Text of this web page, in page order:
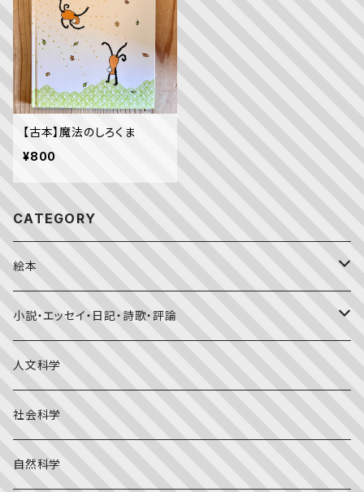
【古本】魔法のしろくま
¥800
CATEGORY
絵本
福音館書店月刊誌
こどものとも0.1.2
こどものとも年少版
その他の月刊誌
おはなしプーカ
チャイルドブックアップル（2・3歳～）
日本の絵本
外国の絵本
小説・エッセイ・日記・詩歌・評論
日本文学
詩・短歌・俳句・ことば
評論
人文科学
社会科学
自然科学